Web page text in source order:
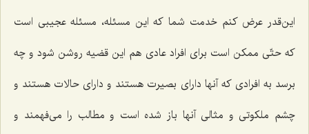
این‌قدر عرض كنم خدمت شما كه این مسئله، مسئله عجیبی است
كه حتّی ممكن است برای افراد عادی هم این قضیه روشن شود و چه
برسد به افرادی كه آنها دارای بصیرت هستند و دارای حالات هستند و
چشم ملكوتی و مثالی آنها باز شده است و مطالب را می‌فهمند و